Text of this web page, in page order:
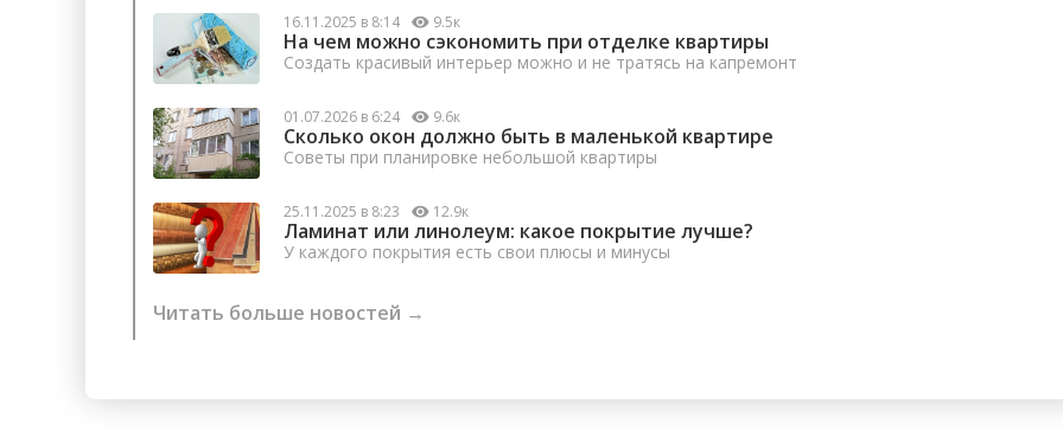
16.11.2025 в 8:14 9.5к
На чем можно сэкономить при отделке квартиры
Создать красивый интерьер можно и не тратясь на капремонт
01.07.2026 в 6:24 9.6к
Сколько окон должно быть в маленькой квартире
Советы при планировке небольшой квартиры
25.11.2025 в 8:23 12.9к
Ламинат или линолеум: какое покрытие лучше?
У каждого покрытия есть свои плюсы и минусы
Читать больше новостей →